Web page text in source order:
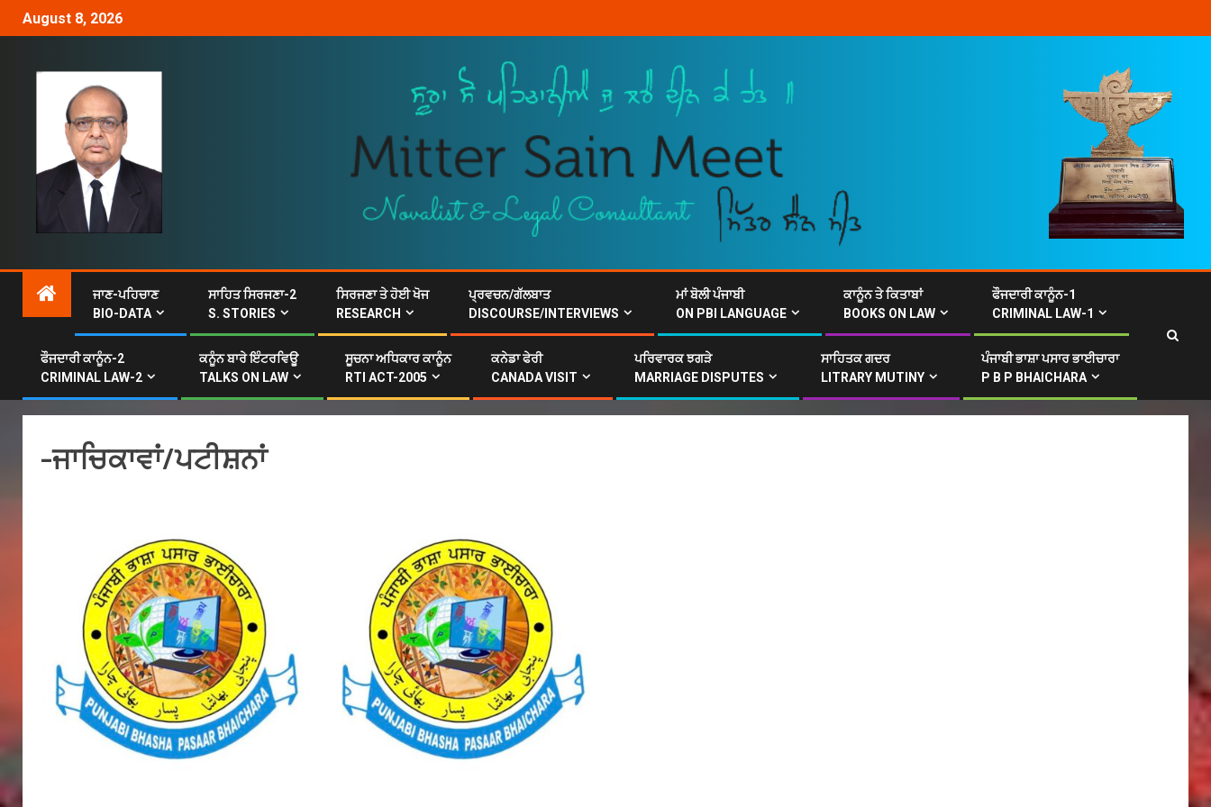
August 8, 2026
ਜਾਣ-ਪਹਿਚਾਣ
BIO-DATA
ਸਾਹਿਤ ਸਿਰਜਣਾ-2
S. STORIES
ਸਿਰਜਣਾ ਤੇ ਹੋਈ ਖੋਜ
RESEARCH
ਪ੍ਰਵਚਨ/ਗੱਲਬਾਤ
DISCOURSE/INTERVIEWS
ਮਾਂ ਬੋਲੀ ਪੰਜਾਬੀ
ON PBI LANGUAGE
ਕਾਨੂੰਨ ਤੇ ਕਿਤਾਬਾਂ
BOOKS ON LAW
ਫੌਜਦਾਰੀ ਕਾਨੂੰਨ-1
CRIMINAL LAW-1
ਫੌਜਦਾਰੀ ਕਾਨੂੰਨ-2
CRIMINAL LAW-2
ਕਨੂੰਨ ਬਾਰੇ ਇੰਟਰਵਿਊ
TALKS ON LAW
ਸੂਚਨਾ ਅਧਿਕਾਰ ਕਾਨੂੰਨ
RTI ACT-2005
ਕਨੇਡਾ ਫੇਰੀ
CANADA VISIT
ਪਰਿਵਾਰਕ ਝਗੜੇ
MARRIAGE DISPUTES
ਸਾਹਿਤਕ ਗਦਰ
LITRARY MUTINY
ਪੰਜਾਬੀ ਭਾਸ਼ਾ ਪਸਾਰ ਭਾਈਚਾਰਾ
P B P BHAICHARA
-ਜਾਚਿਕਾਵਾਂ/ਪਟੀਸ਼ਨਾਂ